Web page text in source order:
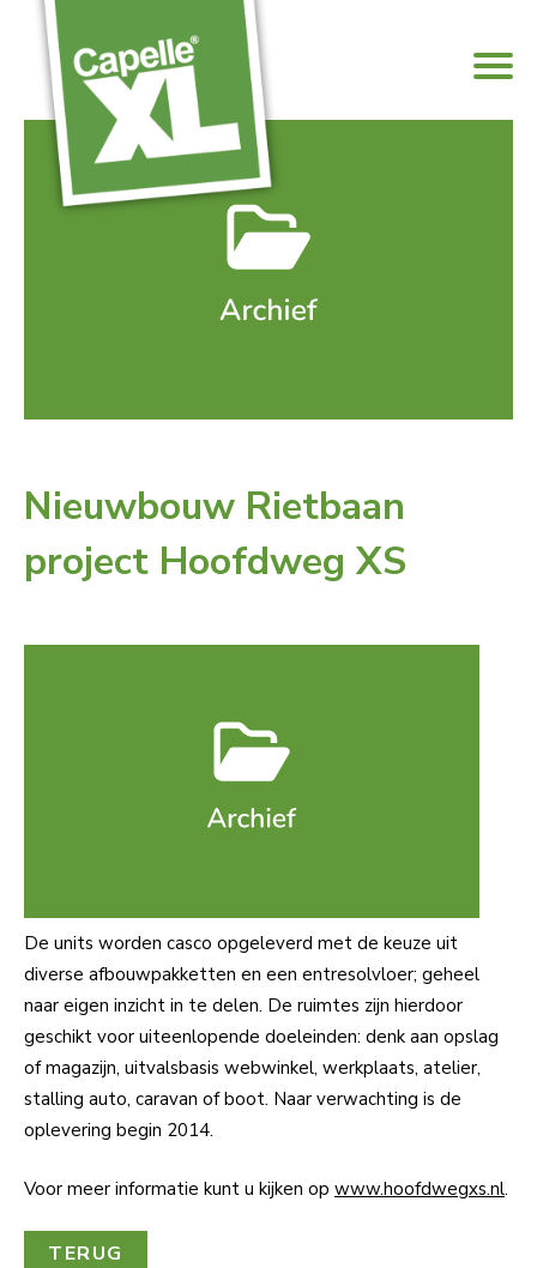
Nieuwbouw Rietbaan
project Hoofdweg XS
De units worden casco opgeleverd met de keuze uit
diverse afbouwpakketten en een entresolvloer; geheel
naar eigen inzicht in te delen. De ruimtes zijn hierdoor
geschikt voor uiteenlopende doeleinden: denk aan opslag
of magazijn, uitvalsbasis webwinkel, werkplaats, atelier,
stalling auto, caravan of boot. Naar verwachting is de
oplevering begin 2014.
Voor meer informatie kunt u kijken op www.hoofdwegxs.nl.
TERUG